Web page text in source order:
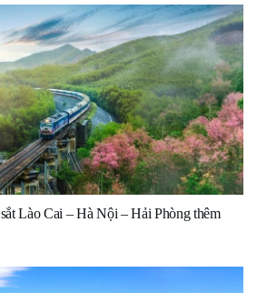
Lào Cai – Hà Nội – Hải Phòng thêm